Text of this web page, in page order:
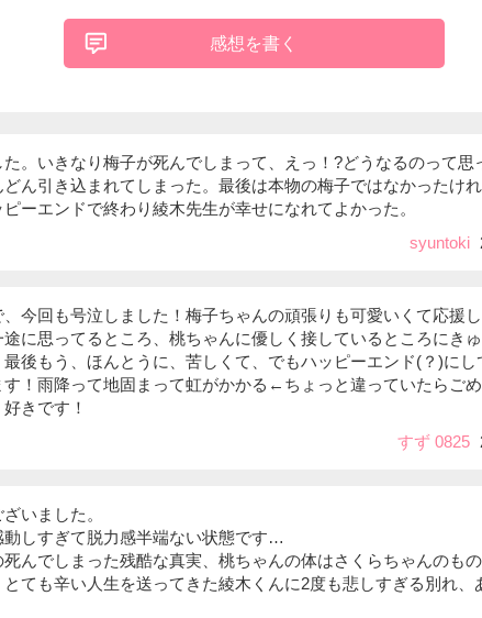
感想を書く
。いきなり梅子が死んでしまって、えっ！?どうなるのって思
ん引き込まれてしまった。最後は本物の梅子ではなかったけ
ーエンドで終わり綾木先生が幸せになれてよかった。
syuntoki
今回も号泣しました！梅子ちゃんの頑張りも可愛いくて応援
途に思ってるところ、桃ちゃんに優しく接しているところにき
最後もう、ほんとうに、苦しくて、でもハッピーエンド(？)に
す！雨降って地固まって虹がかかる←ちょっと違っていたらご
きです！
すず 0825
いました。
動しすぎて脱力感半端ない状態です…
んでしまった残酷な真実、桃ちゃんの体はさくらちゃんのも
とても辛い人生を送ってきた綾木くんに2度も悲しすぎる別れ、